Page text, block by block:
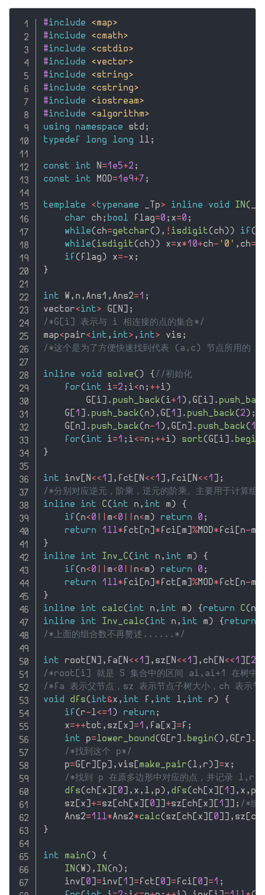
#include
<map>
#include
<cmath>
#include
<cstdio>
#include
<vector>
#include
<string>
#include
<cstring>
#include
<iostream>
#include
<algorithm>
using
namespace std ;
typedef
long long ll ;
const int N=1e5+2 ;
const
int MOD=1e9+7 ;
template <typename _Tp> inline void IN(
char ch ; bool flag=0 ; x=0 ;
while(ch=getchar() , ! isdigit(ch)) if (
while(isdigit(ch)) x=x*10+ch- '0' , ch=
if ( flag) x=-x ;
}
int W , n , Ans1 , Ans2=1 ;
vector<int> G [N] ;
/*G[i] 表示与 i 相连接的点的集合*/
map<pair<int , int> , int> vis ;
/*这个是为了方便快速找到代表 (a,c) 节点所用的
inline void solve() { //初始化
for(int i=2 ; i<n ; ++i)
        G
[i] . push_back(i+1 ) , G [i] .
    G
[1 ] . push_back(n) , G [1 ] . push_back(2) ;
    G
[n] . push_back(n-1 ) , G [n] . push_back(1
for(int i=1 ; i<=n ; ++i) sort(G [i] . begin
}
int inv [N<<1 ] , fct [N<<1 ] , fci [N<<1 ] ;
/*分别对应逆元，阶乘，逆元的阶乘。主要用于计算组
inline
int C(int n , int m)
{
if (n<0 || m<0 || n<m) return 0 ;
return
1ll* fct [n] * fci [m] %MOD* fci [n-m
}
inline
int Inv_C(int n , int m)
{
if (n<0 || m<0 || n<m) return 0 ;
return
1ll* fci [n] * fct [m] %MOD* fct [n-m
}
inline
int calc(int n , int m) {return C(n
inline
int Inv_calc(int n , int m) {return
/*上面的组合数不再赘述......*/
int root [N] , fa [N<<1 ] , sz [N<<1 ] , ch [N<<1 ] [2
/*root[i] 就是 S 集合中的区间 ai,ai+1 在树中的
/*fa 表示父节点，sz 表示节点子树大小，ch 表示节
void
dfs(int&x , int f , int l , int r)
{
if (r-l<=1 ) return ;
    x
=++tot , sz [x] =1 , fa [x] = f ;
int p=lower_bound(G [r] . begin() , G [r] .
/*找到这个 p*/
    p
=G [r] [p] , vis [make_pair(l , r)] =x ;
/*找到 p 在原多边形中对应的点，并记录 l,r
dfs(ch [x] [0] , x , l , p) , dfs(ch [x] [1 ] , x , p
    sz
[x] +=sz [ch [x] [0] ] +sz [ch [x] [1 ] ] ; /*统
    Ans2
=1ll*Ans2*calc(sz [ch [x] [0] ] , sz [ch
}
int main()
{
IN(W) , IN(n) ;
    inv
[0] =inv [1 ] = fct [0] = fci [0] =1 ;